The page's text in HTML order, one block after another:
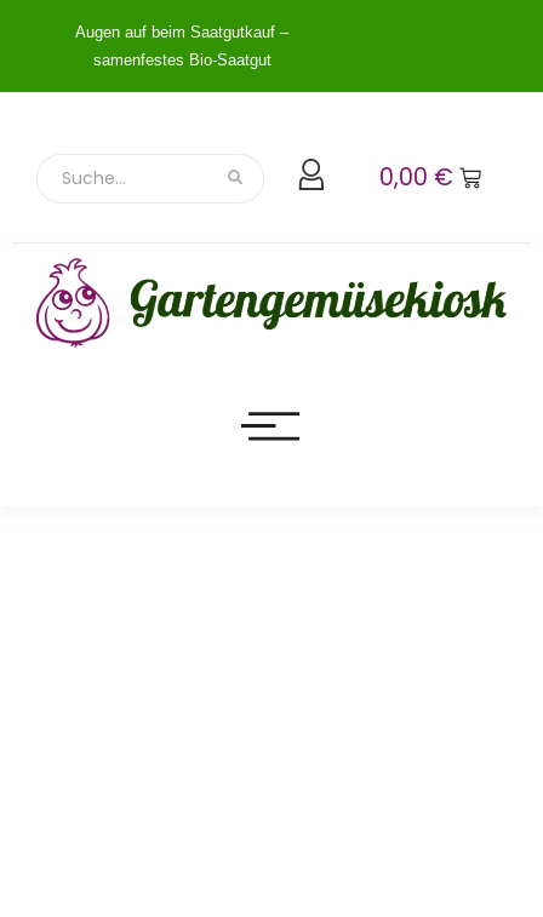
Augen auf beim Saatgutkauf –
samenfestes Bio-Saatgut
0,00 €